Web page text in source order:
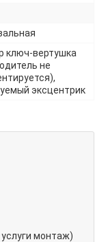
ключ-вертушка
не
эксцентрик
услуги монтаж)